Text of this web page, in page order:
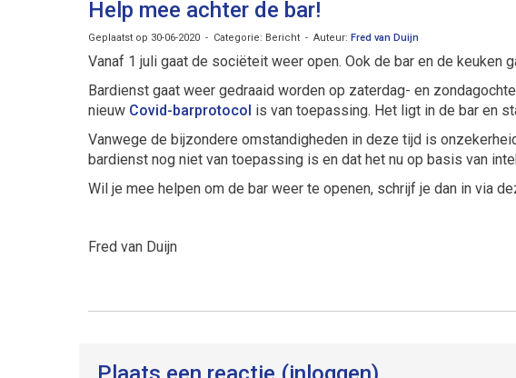
Help mee achter de bar!
Geplaatst op 30-06-2020 - Categorie: Bericht - Auteur: Fred van Duijn
Vanaf 1 juli gaat de sociëteit weer open. Ook de bar en de keuken
Bardienst gaat weer gedraaid worden op zaterdag- en
nieuw Covid-barprotocol is van toepassing. Het ligt in de bar en
Vanwege de bijzondere omstandigheden in deze tijd is
bardienst nog niet van toepassing is en dat het nu op basis van
Wil je mee helpen om de bar weer te openen, schrijf je dan in via
Fred van Duijn